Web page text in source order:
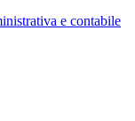
e contabile